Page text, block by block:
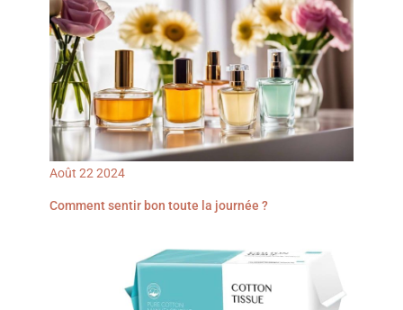
Août 22 2024
Comment sentir bon toute la journée ?